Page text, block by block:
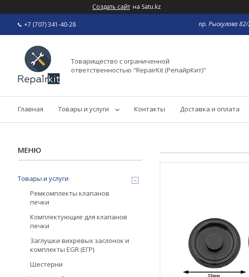
Создать сайт на Satu.kz
+7 (707) 341-40-28 пр. Рыскулова
Товарищество с ограниченной
ответственностью "RepairKit (РепайрКит)"
Главная Товары и услуги Контакты Доставка и оплата
Товары и услуги
Ремкомплекты клапанов
печки
Комплектующие для клапанов
печки
Заглушки вихревых заслонок и
комплекты EGR (ЕГР)
Шестерни